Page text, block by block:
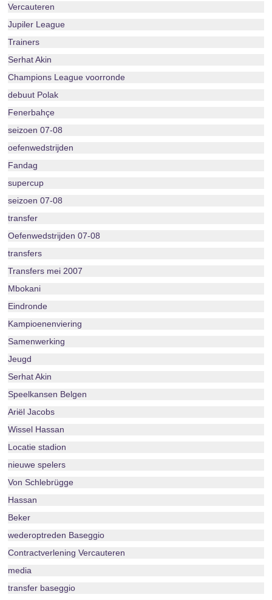
Vercauteren
Jupiler League
Trainers
Serhat Akin
Champions League voorronde
debuut Polak
Fenerbahçe
seizoen 07-08
oefenwedstrijden
Fandag
supercup
seizoen 07-08
transfer
Oefenwedstrijden 07-08
transfers
Transfers mei 2007
Mbokani
Eindronde
Kampioenenviering
Samenwerking
Jeugd
Serhat Akin
Speelkansen Belgen
Ariël Jacobs
Wissel Hassan
Locatie stadion
nieuwe spelers
Von Schlebrügge
Hassan
Beker
wederoptreden Baseggio
Contractverlening Vercauteren
media
transfer baseggio